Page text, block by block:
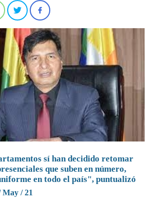
sí han decidido retomar
que suben en número,
en todo el país", puntualizó
May / 21